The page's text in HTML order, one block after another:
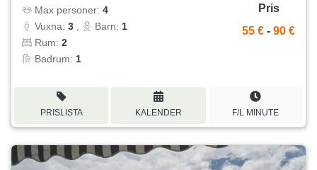
Max personer: 4
Vuxna: 3 Barn: 1
Rum: 2
Badrum: 1
Pris
55 € - 90 €
PRISLISTA KALENDER F/L MINUTE